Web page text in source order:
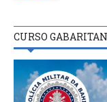
CURSO